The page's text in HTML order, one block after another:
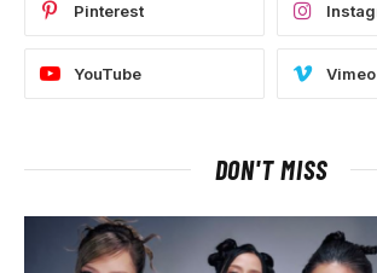
Pinterest
YouTube Vimeo
DON'T MISS